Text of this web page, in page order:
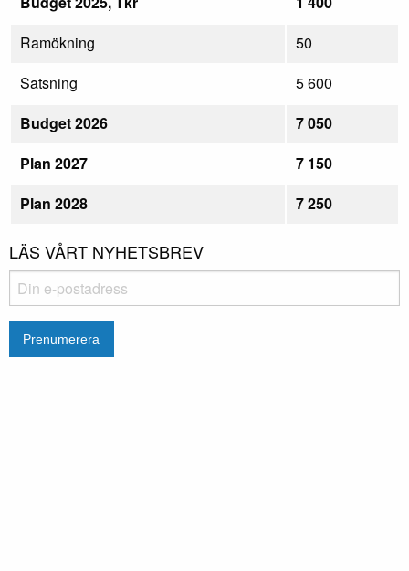
Ramökning
50
Satsning
5 600
Budget 2026
7 050
Plan 2027
7 150
Plan 2028
7 250
LÄS VÅRT NYHETSBREV